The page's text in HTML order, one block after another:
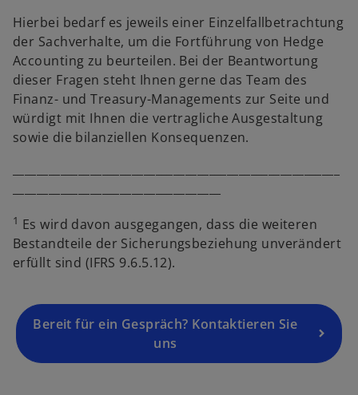
Hierbei bedarf es jeweils einer Einzelfallbetrachtung
der Sachverhalte, um die Fortführung von Hedge
Accounting zu beurteilen. Bei der Beantwortung
dieser Fragen steht Ihnen gerne das Team des
Finanz- und Treasury-Managements zur Seite und
würdigt mit Ihnen die vertragliche Ausgestaltung
sowie die bilanziellen Konsequenzen.
1 Es wird davon ausgegangen, dass die weiteren
Bestandteile der Sicherungsbeziehung unverändert
erfüllt sind (IFRS 9.6.5.12).
Bereit für ein Gespräch? Kontaktieren Sie
uns
ir
r
e
e
t